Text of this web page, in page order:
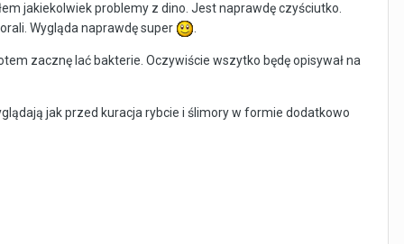
jakiekolwiek problemy z dino. Jest naprawdę czyściutko.
Wygląda naprawdę super
zacznę lać bakterie. Oczywiście wszytko będę opisywał na
jak przed kuracja rybcie i ślimory w formie dodatkowo